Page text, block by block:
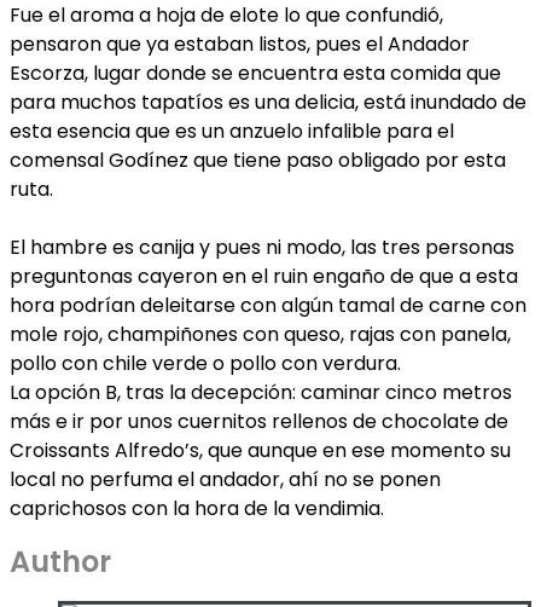
Fue el aroma a hoja de elote lo que confundió,
pensaron que ya estaban listos, pues el Andador
Escorza, lugar donde se encuentra esta comida que
para muchos tapatíos es una delicia, está inundado de
esta esencia que es un anzuelo infalible para el
comensal Godínez que tiene paso obligado por esta
ruta.
El hambre es canija y pues ni modo, las tres personas
preguntonas cayeron en el ruin engaño de que a esta
hora podrían deleitarse con algún tamal de carne con
mole rojo, champiñones con queso, rajas con panela,
pollo con chile verde o pollo con verdura.
La opción B, tras la decepción: caminar cinco metros
más e ir por unos cuernitos rellenos de chocolate de
Croissants Alfredo’s, que aunque en ese momento su
local no perfuma el andador, ahí no se ponen
caprichosos con la hora de la vendimia.
Author